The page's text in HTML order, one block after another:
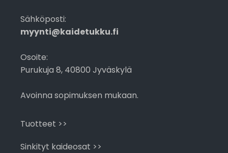
Sähköposti:
myynti@kaidetukku.fi
Osoite:
Purukuja 8, 40800 Jyväskylä
Avoinna sopimuksen mukaan.
Tuotteet >>
Sinkityt kaideosat >>